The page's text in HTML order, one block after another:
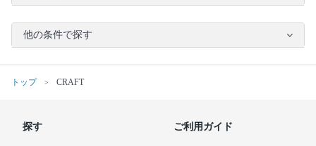
他の条件で探す
トップ CRAFT
探す ご利用ガイド